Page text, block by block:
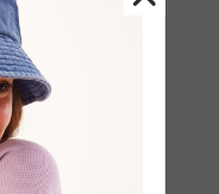
você